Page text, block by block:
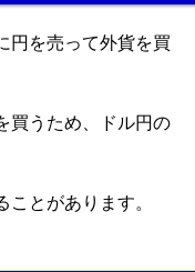
円を売って外貨を買
買うため、ドル円の
とがあります。